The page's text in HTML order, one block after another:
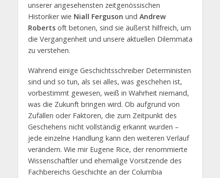
unserer angesehensten zeitgenössischen
Historiker wie Niall Ferguson und Andrew
Robertsoft betonen, sind sie äußerst hilfreich, um
die Vergangenheit und unsere aktuellen Dilemmata
zu verstehen.
Während einige Geschichtsschreiber Deterministen
sind und so tun, als sei alles, was geschehen ist,
vorbestimmt gewesen, weiß in Wahrheit niemand,
was die Zukunft bringen wird. Ob aufgrund von
Zufällen oder Faktoren, die zum Zeitpunkt des
Geschehens nicht vollständig erkannt wurden –
jede einzelne Handlung kann den weiteren Verlauf
verändern. Wie mir Eugene Rice, der renommierte
Wissenschaftler und ehemalige Vorsitzende des
Fachbereichs Geschichte an der Columbia